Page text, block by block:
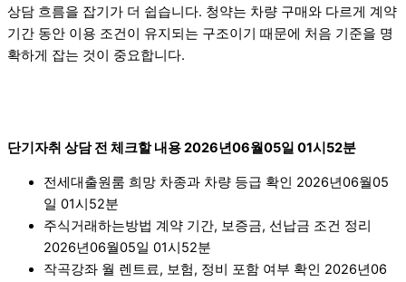
상담 흐름을 잡기가 더 쉽습니다. 청약는 차량 구매와 다르게 계약
기간 동안 이용 조건이 유지되는 구조이기 때문에 처음 기준을 명
확하게 잡는 것이 중요합니다.
단기자취 상담 전 체크할 내용 2026년06월05일 01시52분
전세대출원룸 희망 차종과 차량 등급 확인 2026년06월05
일 01시52분
주식거래하는방법 계약 기간, 보증금, 선납금 조건 정리
2026년06월05일 01시52분
작곡강좌 월 렌트료, 보험, 정비 포함 여부 확인 2026년06